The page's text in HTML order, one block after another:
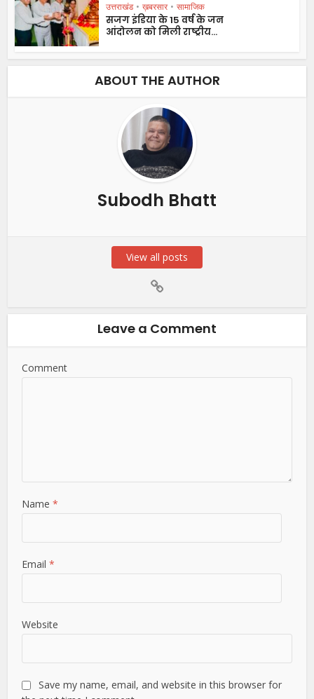
उत्तराखंड • ख़बरसार • सामाजिक
सजग इंडिया के 15 वर्ष के जन
आंदोलन को मिली राष्ट्रीय...
ABOUT THE AUTHOR
Subodh Bhatt
View all posts
Leave a Comment
Comment
Name*
Email*
Website
Save my name, email, and website in this browser for